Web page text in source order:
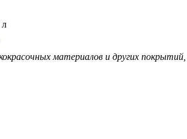
материалов и других